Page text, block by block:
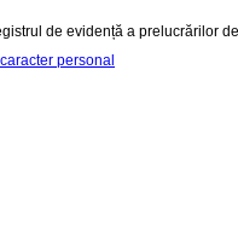
de evidență a prelucrărilor
personal